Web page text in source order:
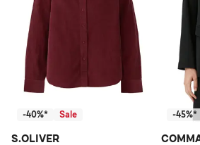
-40%* Sale
S.OLIVER
-45%*